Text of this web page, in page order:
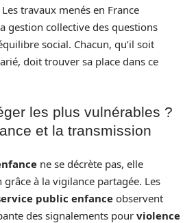
travaux menés en France
gestion collective des questions
social. Chacun, qu’il soit
doit trouver sa place dans ce
les plus vulnérables ?
et la transmission
ne se décrète pas, elle
grâce à la vigilance partagée. Les
public enfance observent
des signalements pour violence